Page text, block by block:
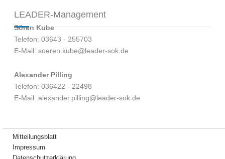
LEADER-Management
Sören Kube
Telefon: 03643 - 255703
E-Mail: soeren.kube@leader-sok.de
Alexander Pilling
Telefon: 036422 - 22498
E-Mail: alexander.pilling@leader-sok.de
Mitteilungsblatt
Impressum